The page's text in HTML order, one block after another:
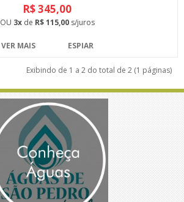
R$ 345,00
OU 3xde R$ 115,00s/juros
VER MAIS ESPIAR
Exibindo de 1 a 2 do total de 2 (1 páginas)